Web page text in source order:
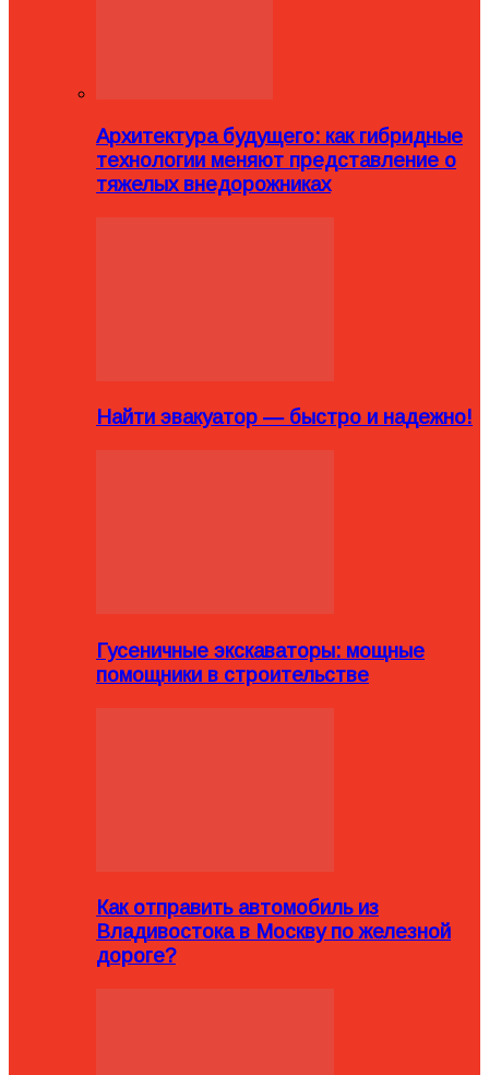
Архитектура будущего: как гибридные
технологии меняют представление о
тяжелых внедорожниках
Найти эвакуатор — быстро и надежно!
Гусеничные экскаваторы: мощные
помощники в строительстве
Как отправить автомобиль из
Владивостока в Москву по железной
дороге?